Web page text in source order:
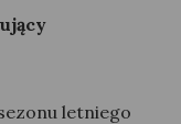
letniego